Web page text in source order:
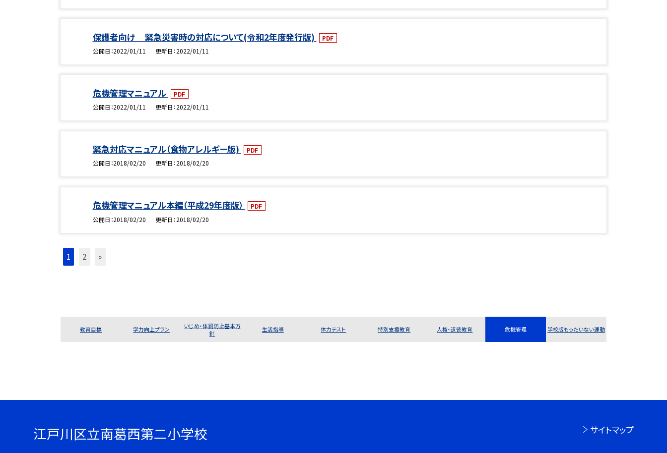
保護者向け 緊急災害時の対応について(令和2年度発行版)
PDF
公開日 2022/01/11 更新日 2022/01/11
危機管理マニュアル
PDF
公開日 2022/01/11 更新日 2022/01/11
緊急対応マニュアル（食物アレルギー版)
PDF
公開日 2018/02/20 更新日 2018/02/20
危機管理マニュアル本編（平成29年度版）
PDF
公開日 2018/02/20 更新日 2018/02/20
1 2 »
教育目標 学力向上プラン
いじめ・体罰防止基本方
針
生活指導 体力テスト 特別支援教育 人権・道徳教育 危機管理 学校版もったいない運動
江戸川区立南葛西第二小学校 サイトマップ